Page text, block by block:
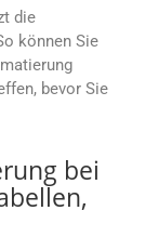
die
können Sie
bevor Sie
bei